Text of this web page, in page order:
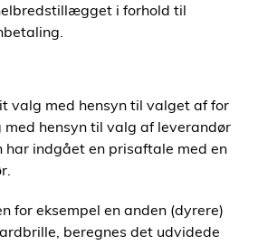
i forhold til
valg med hensyn til valget af for
med hensyn til valg af leverandør
har indgået en prisaftale med en
for eksempel en anden (dyrere)
beregnes det udvidede